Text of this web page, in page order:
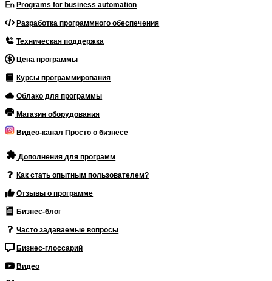
Programs for business automation
Разработка программного обеспечения
Техническая поддержка
Цена программы
Курсы программирования
Облако для программы
Магазин оборудования
Видео-канал Просто о бизнесе
Дополнения для программ
Как стать опытным пользователем?
Отзывы о программе
Бизнес-блог
Часто задаваемые вопросы
Бизнес-глоссарий
Видео